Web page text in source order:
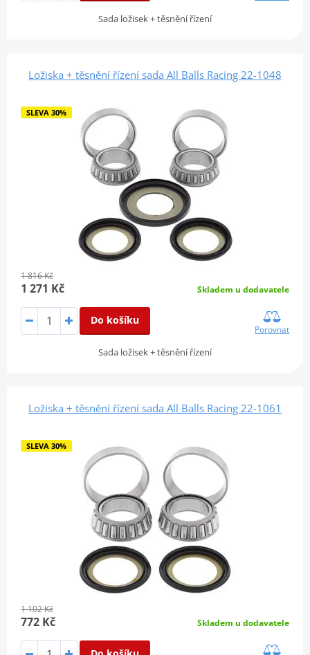
Sada ložisek + těsnění řízení
Ložiska + těsnění řízení sada All Balls Racing 22-1048
SLEVA 30%
1 816 Kč
1 271 Kč Skladem u dodavatele
Do košíku
Porovnat
Sada ložisek + těsnění řízení
Ložiska + těsnění řízení sada All Balls Racing 22-1061
SLEVA 30%
1 102 Kč
772 Kč Skladem u dodavatele